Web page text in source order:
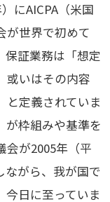
にAICPA（米国
が世界で初めて
保証業務は「想定
或いはその内容
と定義されていま
が枠組みや基準を
会が2005年（平
ながら、我が国で
今日に至っていま